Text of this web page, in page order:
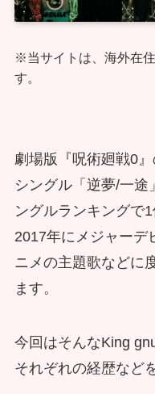
※当サイトは、海外在
す。
劇場版『呪術廻戦0
シングル「逆夢/一途
ングルランキングで
2017年にメジャーデ
ニメの主題歌などに
ます。
今回はそんなKing
それぞれの経歴など